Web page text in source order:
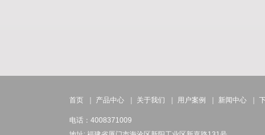
首页 产品中心 关于我们 用户案例 新闻中心
电话：4008371009